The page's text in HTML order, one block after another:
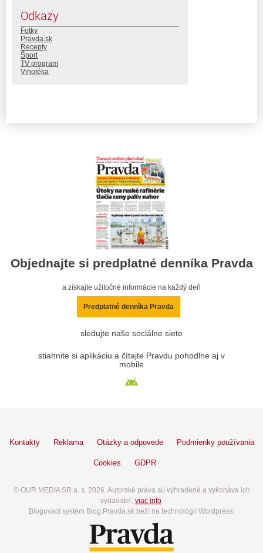
Odkazy
Fotky
Pravda.sk
Recepty
Šport
TV program
Vinotéka
Objednajte si predplatné denníka Pravda
a získajte užitočné informácie na každý deň
Predplatné denníka Pravda
sledujte naše sociálne siete
stiahnite si aplikáciu a čítajte Pravdu pohodlne aj v
mobile
Kontakty Reklama Otázky a odpovede Podmienky používania
Cookies GDPR
© OUR MEDIA SR a. s. 2026. Autorské práva sú vyhradené a vykonáva ich
vydavateľ, viac info.
Blogovací systém Blog.Pravda.sk beží na technológií Wordpress.